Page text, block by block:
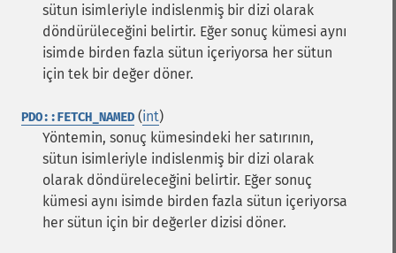
sütun isimleriyle indislenmiş bir dizi olarak
döndürüleceğini belirtir. Eğer sonuç kümesi aynı
isimde birden fazla sütun içeriyorsa her sütun
için tek bir değer döner.
PDO::FETCH_NAMED (int)
Yöntemin, sonuç kümesindeki her satırının,
sütun isimleriyle indislenmiş bir dizi olarak
olarak döndüreleceğini belirtir. Eğer sonuç
kümesi aynı isimde birden fazla sütun içeriyorsa
her sütun için bir değerler dizisi döner.